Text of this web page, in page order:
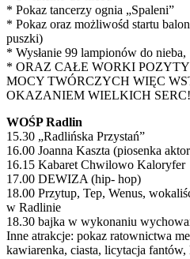
* Pokaz tancerzy ognia „Spaleni”
* Pokaz oraz możliwośd startu
puszki)
* Wysłanie 99 lampionów do nieba,
* ORAZ CAŁE WORKI
MOCY TWÓRCZYCH WIĘC
OKAZANIEM WIELKICH
WOŚP Radlin
15.30 „Radlińska Przystań”
16.00 Joanna Kaszta (piosenka
16.15 Kabaret Chwilowo Kaloryfer
17.00 DEWIZA (hip- hop)
18.00 Przytup, Tep, Wenus,
w Radlinie
18.30 bajka w wykonaniu
Inne atrakcje: pokaz ratownictwa
kawiarenka, ciasta, licytacja